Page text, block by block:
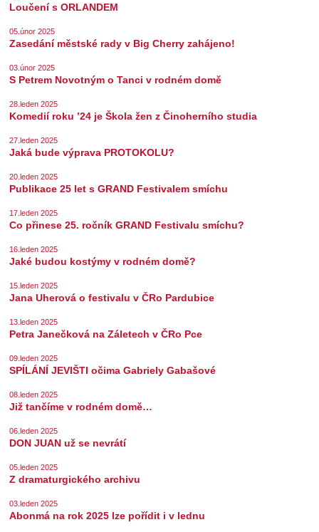
Loučení s ORLANDEM
05.únor 2025
Zasedání městské rady v Big Cherry zahájeno!
03.únor 2025
S Petrem Novotným o Tanci v rodném domě
28.leden 2025
Komedií roku ’24 je Škola žen z Činoherního studia
27.leden 2025
Jaká bude výprava PROTOKOLU?
20.leden 2025
Publikace 25 let s GRAND Festivalem smíchu
17.leden 2025
Co přinese 25. ročník GRAND Festivalu smíchu?
16.leden 2025
Jaké budou kostýmy v rodném domě?
15.leden 2025
Jana Uherová o festivalu v ČRo Pardubice
13.leden 2025
Petra Janečková na Záletech v ČRo Pce
09.leden 2025
SPÍLÁNÍ JEVIŠTI očima Gabriely Gabašové
08.leden 2025
Již tančíme v rodném domě…
06.leden 2025
DON JUAN už se nevrátí
05.leden 2025
Z dramaturgického archivu
03.leden 2025
Abonmá na rok 2025 lze pořídit i v lednu